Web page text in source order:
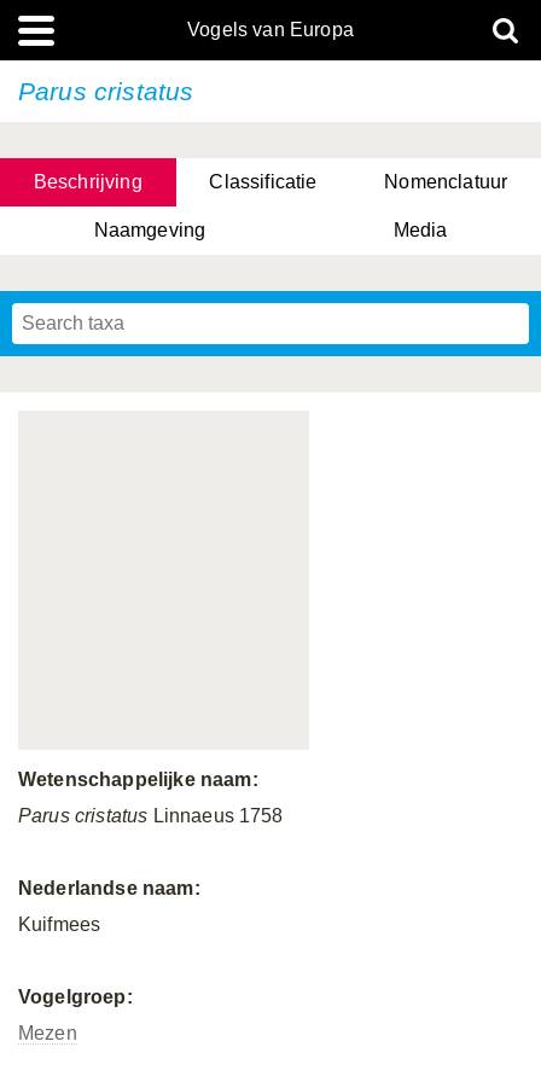
Vogels van Europa
Parus cristatus
Beschrijving Classificatie Nomenclatuur
Naamgeving Media
Wetenschappelijke naam:
Parus cristatus Linnaeus 1758
Nederlandse naam:
Kuifmees
Vogelgroep:
Mezen